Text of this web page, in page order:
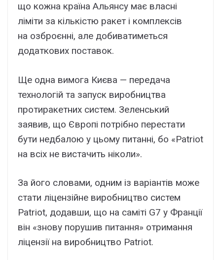
що кожна країна Альянсу має власні
ліміти за кількістю ракет і комплексів
на озброєнні, але добиватиметься
додаткових поставок.
Ще одна вимога Києва — передача
технологій та запуск виробництва
протиракетних систем. Зеленський
заявив, що Європі потрібно перестати
бути недбалою у цьому питанні, бо «Patriot
на всіх не вистачить ніколи».
За його словами, одним із варіантів може
стати ліцензійне виробництво систем
Patriot, додавши, що на саміті G7 у Франції
він «знову порушив питання» отримання
ліцензії на виробництво Patriot.